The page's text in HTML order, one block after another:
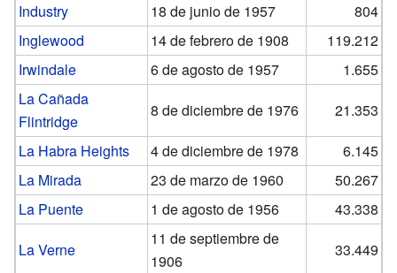
Industry
18 de junio de 1957
804
Inglewood
14 de febrero de 1908
119.212
Irwindale
6 de agosto de 1957
1.655
La Cañada
Flintridge
8 de diciembre de 1976
21.353
La Habra Heights
4 de diciembre de 1978
6.145
La Mirada
23 de marzo de 1960
50.267
La Puente
1 de agosto de 1956
43.338
La Verne
11 de septiembre de
1906
33.449